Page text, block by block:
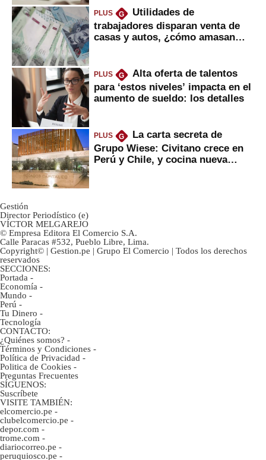
PLUS G
Utilidades de
trabajadores disparan venta de
casas y autos, ¿cómo amasan
PLUS G
Alta oferta de talentos
para ‘estos niveles’ impacta en el
aumento de sueldo: los detalles
PLUS G
La carta secreta de
Grupo Wiese: Civitano crece en
Perú y Chile, y cocina nueva
Gestión
Director Periodístico (e)
VÍCTOR MELGAREJO
© Empresa Editora El Comercio S.A.
Calle Paracas #532, Pueblo Libre, Lima.
Copyright© | Gestion.pe | Grupo El Comercio | Todos los derechos
reservados
SECCIONES:
Portada -
Economía -
Mundo -
Perú -
Tu Dinero -
Tecnología
CONTACTO:
¿Quiénes somos? -
Términos y Condiciones -
Política de Privacidad -
Politica de Cookies -
Preguntas Frecuentes
SÍGUENOS:
Suscríbete
VISITE TAMBIÉN:
elcomercio.pe -
clubelcomercio.pe -
depor.com -
trome.com -
diariocorreo.pe -
peruquiosco.pe -